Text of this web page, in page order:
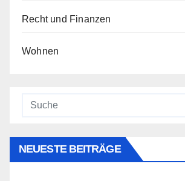
Recht und Finanzen
Wohnen
NEUESTE BEITRÄGE